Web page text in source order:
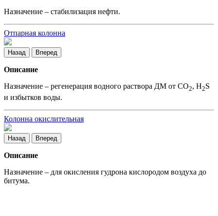
Назначение – стабилизация нефти.
Отпарная колонна
Назад Вперед
Описание
Назначение – регенерация водного раствора ДМ от СО2, Н2S
и избытков воды.
Колонна окислительная
Назад Вперед
Описание
Назначение – для окисления гудрона кислородом воздуха до
битума.